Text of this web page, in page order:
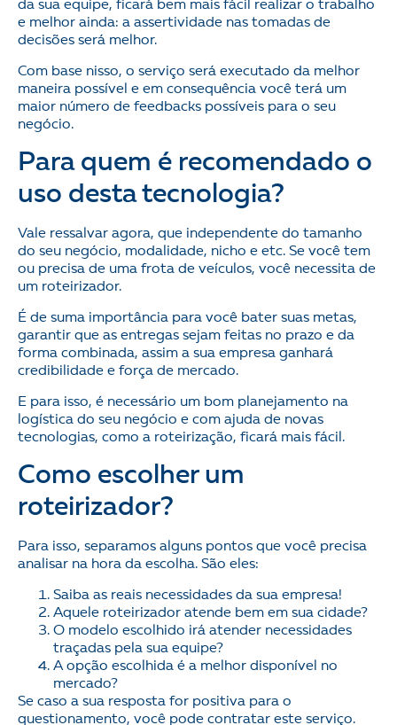
da sua equipe, ficará bem mais fácil realizar o trabalho
e melhor ainda: a assertividade nas tomadas de
decisões será melhor.
Com base nisso, o serviço será executado da melhor
maneira possível e em consequência você terá um
maior número de feedbacks possíveis para o seu
negócio.
Para quem é recomendado o
uso desta tecnologia?
Vale ressalvar agora, que independente do tamanho
do seu negócio, modalidade, nicho e etc. Se você tem
ou precisa de uma frota de veículos, você necessita de
um roteirizador.
É de suma importância para você bater suas metas,
garantir que as entregas sejam feitas no prazo e da
forma combinada, assim a sua empresa ganhará
credibilidade e força de mercado.
E para isso, é necessário um bom planejamento na
logística do seu negócio e com ajuda de novas
tecnologias, como a roteirização, ficará mais fácil.
Como escolher um
roteirizador?
Para isso, separamos alguns pontos que você precisa
analisar na hora da escolha. São eles:
Saiba as reais necessidades da sua empresa!
Aquele roteirizador atende bem em sua cidade?
O modelo escolhido irá atender necessidades
traçadas pela sua equipe?
A opção escolhida é a melhor disponível no
mercado?
Se caso a sua resposta for positiva para o
questionamento, você pode contratar este serviço.